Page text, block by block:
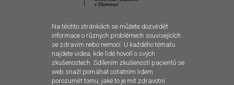
Na těchto stránkách se můžete dozvědět
informace o různých problémech souvisejících
se zdravím nebo nemocí. U každého tématu
najdete videa, kde lidé hovoří o svých
zkušenostech. Sdílením zkušeností pacientů se
web snaží pomáhat ostatním lidem
porozumět tomu, jaké to je mít zdravotní